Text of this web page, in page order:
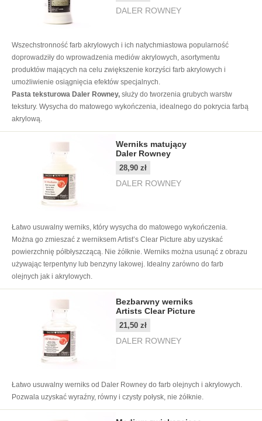
DALER ROWNEY
Wszechstronność farb akrylowych i ich natychmiastowa popularność
doprowadziły do wprowadzenia mediów akrylowych, asortymentu
produktów mających na celu zwiększenie korzyści farb akrylowych i
umożliwienie osiągnięcia efektów specjalnych.
Pasta teksturowa Daler Rowney, służy do tworzenia grubych warstw
tekstury. Wysycha do matowego wykończenia, idealnego do pokrycia farbą
akrylową.
Werniks matujący
Daler Rowney
28,90 zł
DALER ROWNEY
Łatwo usuwalny werniks, który wysycha do matowego wykończenia.
Można go zmieszać z werniksem Artist’s Clear Picture aby uzyskać
powierzchnię półbłyszczącą. Nie żółknie. Werniks można usunąć z obrazu
używając terpentyny lub benzyny lakowej. Idealny zarówno do farb
olejnych jak i akrylowych.
Bezbarwny werniks
Artists Clear Picture
21,50 zł
DALER ROWNEY
Łatwo usuwalny werniks od Daler Rowney do farb olejnych i akrylowych.
Pozwala uzyskać wyraźny, równy i czysty połysk, nie żółknie.